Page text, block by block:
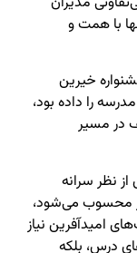
با همت و
خیرین
را داده بود،
در مسیر
۲۸ کشوری از نظر سرانه
محسوب می‌شود،
امیدآفرین نیاز
درس، بلکه